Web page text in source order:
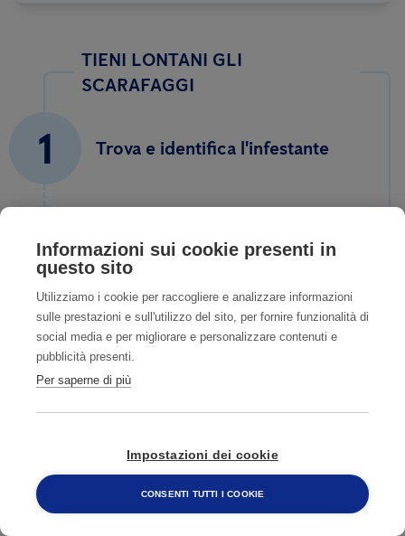
TIENI LONTANI GLI
SCARAFAGGI
1 Trova e identifica l'infestante
2 Contatta un nostro esperto
3 Fissa un sopralluogo accurato
4
Ti aiutiamo a risolvere il
800 482 320
Informazioni sui cookie presenti in
questo sito
Utilizziamo i cookie per raccogliere e analizzare informazioni
sulle prestazioni e sull'utilizzo del sito, per fornire funzionalità di
social media e per migliorare e personalizzare contenuti e
pubblicità presenti.
Per saperne di più
Impostazioni dei cookie
CONSENTI TUTTI I COOKIE